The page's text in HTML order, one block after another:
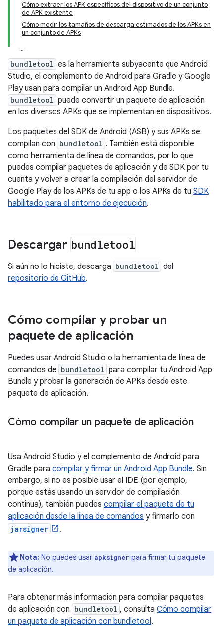
Cómo extraer los APK específicos del dispositivo de un conjunto
de APK existente
Cómo medir los tamaños de descarga estimados de los APKs en
un conjunto de APKs
bundletool es la herramienta subyacente que Android
Studio, el complemento de Android para Gradle y Google
Play usan para compilar un Android App Bundle.
bundletool puede convertir un paquete de aplicación
en los diversos APKs que se implementan en dispositivos.
Los paquetes del SDK de Android (ASB) y sus APKs se
compilan con bundletool . También está disponible
como herramienta de línea de comandos, por lo que
puedes compilar paquetes de aplicación y de SDK por tu
cuenta y volver a crear la compilación del servidor de
Google Play de los APKs de tu app o los APKs de tu SDK
habilitado para el entorno de ejecución.
Descargar bundletool
Si aún no lo hiciste, descarga bundletool del
repositorio de GitHub.
Cómo compilar y probar un
paquete de aplicación
Puedes usar Android Studio o la herramienta de línea de
comandos de bundletool para compilar tu Android App
Bundle y probar la generación de APKs desde este
paquete de aplicación.
Cómo compilar un paquete de aplicación
Usa Android Studio y el complemento de Android para
Gradle para compilar y firmar un Android App Bundle. Sin
embargo, si no es posible usar el IDE (por ejemplo,
porque estás usando un servidor de compilación
continua), también puedes compilar el paquete de tu
aplicación desde la línea de comandos y firmarlo con
jarsigner .
Nota: No puedes usar apksigner para firmar tu paquete
de aplicación.
Para obtener más información para compilar paquetes
de aplicación con bundletool , consulta Cómo compilar
un paquete de aplicación con bundletool.